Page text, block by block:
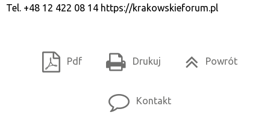
Tel. +48 12 422 08 14 https://krakowskieforum.pl
Pdf Drukuj Powrót
Kontakt